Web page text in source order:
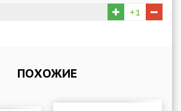
+1
ПОХОЖИЕ